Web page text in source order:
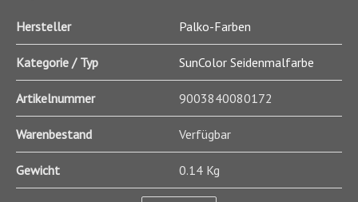
Hersteller Palko-Farben
Kategorie / Typ SunColor Seidenmalfarbe
Artikelnummer 9003840080172
Warenbestand Verfügbar
Gewicht 0.14 Kg